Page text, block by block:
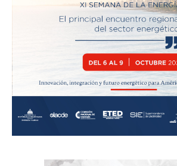
SUBSCRIBE NOW
Company
Contactos